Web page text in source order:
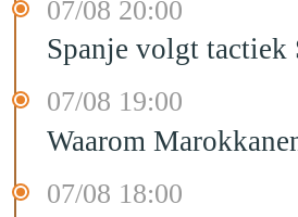
07/08 20:00
Spanje volgt tactiek
07/08 19:00
Waarom
07/08 18:00